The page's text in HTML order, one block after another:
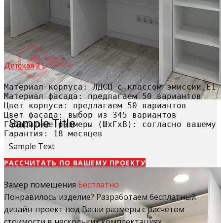
Sample Title
Sample Text
Детская 21
Материал корпуса: ЛДСП с классом эмиссии Е1
Материал фасада: предлагаем 50 вариантов
Цвет корпуса: предлагаем 50 вариантов
Цвет фасада: выбор из 345 вариантов
Габаритные размеры (ШхГхВ): согласно вашему
Гарантия: 18 месяцев
РАССЧИТАТЬ​ ПО ВАШЕМУ ПРОЕКТУ
Замер помещения Бесплатно
Понравилось изделие? Разработаем бесплатный
дизайн-проект под Ваши размеры с расчетом